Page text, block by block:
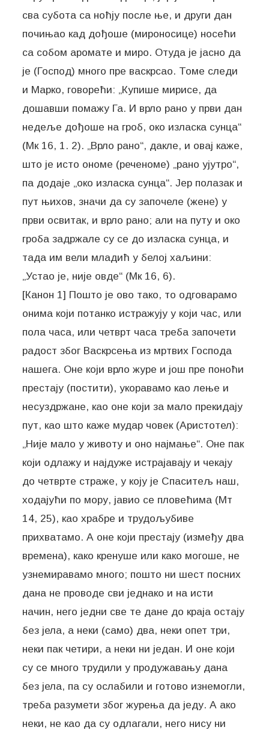
сва субота са ноћју после ње, и други дан
почињао кад дођоше (мироносице) носећи
са собом аромате и миро. Отуда је јасно да
је (Господ) много пре васкрсао. Томе следи
и Марко, говорећи: „Купише мирисе, да
дошавши помажу Га. И врло рано у први дан
недеље дођоше на гроб, око изласка сунца“
(Мк 16, 1. 2). „Врло рано“, дакле, и овај каже,
што је исто ономе (реченоме) „рано ујутро“,
па додаје „око изласка сунца“. Јер полазак и
пут њихов, значи да су започеле (жене) у
први освитак, и врло рано; али на путу и око
гроба задржале су се до изласка сунца, и
тада им вели младић у белој хаљини:
„Устао је, није овде“ (Мк 16, 6).
[Канон 1] Пошто је ово тако, то одговарамо
онима који потанко истражују у који час, или
пола часа, или четврт часа треба започети
радост због Васкрсења из мртвих Господа
нашега. Оне који врло журе и још пре поноћи
престају (постити), укоравамо као лење и
несуздржане, као оне који за мало прекидају
пут, као што каже мудар човек (Аристотел):
„Није мало у животу и оно најмање“. Оне пак
који одлажу и најдуже истрајавају и чекају
до четврте страже, у коју је Спаситељ наш,
ходајући по мору, јавио се пловећима (Мт
14, 25), као храбре и трудољубиве
прихватамо. А оне који престају (између два
времена), како кренуше или како могоше, не
узнемиравамо много; пошто ни шест посних
дана не проводе сви једнако и на исти
начин, него једни све те дане до краја остају
без јела, а неки (само) два, неки опет три,
неки пак четири, а неки ни један. И оне који
су се много трудили у продужавању дана
без јела, па су ослабили и готово изнемогли,
треба разумети због журења да једу. А ако
неки, не као да су одлагали, него нису ни